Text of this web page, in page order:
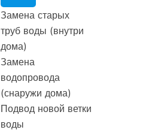
Замена старых
труб воды (внутри
дома)
Замена
водопровода
(снаружи дома)
Подвод новой ветки
воды